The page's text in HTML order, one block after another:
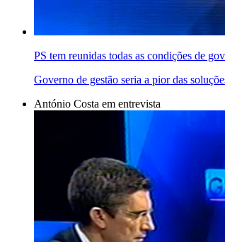
PS tem reunidas todas as condições de
Governo de gestão seria a pior das
António Costa em entrevista